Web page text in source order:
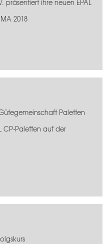
ihre neuen EPAL
2018
Gütegemeinschaft Paletten
CP-Paletten auf der